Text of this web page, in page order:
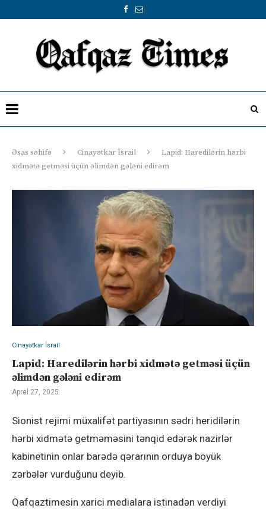
Əsas səhifə Cinayətkar İsrail
Lapid: Haredilərin hərbi
xidmətə getməsi üçün əlimdən gələni edirəm
Cinayətkar İsrail
Lapid: Haredilərin hərbi xidmətə getməsi üçün
əlimdən gələni edirəm
Aprel 27, 2025
Sionist rejimi müxalifət partiyasının sədri heridilərin
hərbi xidmətə getməməsini tənqid edərək nazirlər
kabinetinin onlar barədə qərarının orduya böyük
zərbələr vurduğunu deyib.
Qafqaztimesin xarici medialara istinadən verdiyi